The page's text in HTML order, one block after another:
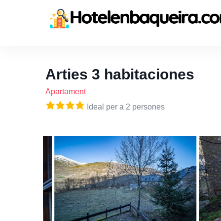
Arties 3 habitaciones
Apartament
Ideal per a 2 persones